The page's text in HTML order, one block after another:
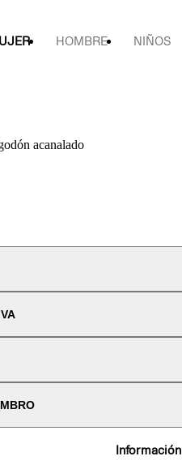
HOMBRE NIÑOS
acanalado